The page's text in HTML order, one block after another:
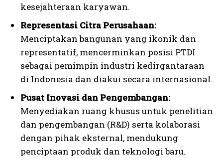
kesejahteraan karyawan.
Representasi Citra Perusahaan:
Menciptakan bangunan yang ikonik dan
representatif, mencerminkan posisi PTDI
sebagai pemimpin industri kedirgantaraan
di Indonesia dan diakui secara internasional.
Pusat Inovasi dan Pengembangan:
Menyediakan ruang khusus untuk penelitian
dan pengembangan (R&D) serta kolaborasi
dengan pihak eksternal, mendukung
penciptaan produk dan teknologi baru.